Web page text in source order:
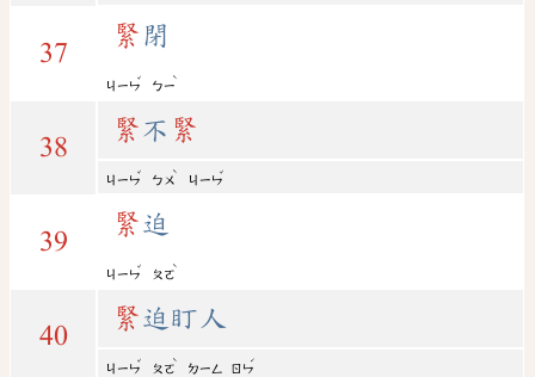
37
緊 閉
ㄐㄧㄣ
ˇ
ㄅㄧ
ˋ
38
緊不 緊
ㄐㄧㄣ
ˇ
ㄅㄨ
ˋ
ㄐㄧㄣ
ˇ
39
緊迫
ㄐㄧㄣ
ˇ
ㄆㄛ
ˋ
40
緊迫盯人
ㄐㄧㄣ
ˇ
ㄆㄛ
ˋ
ㄉㄧㄥ ㄖㄣ
ˊ